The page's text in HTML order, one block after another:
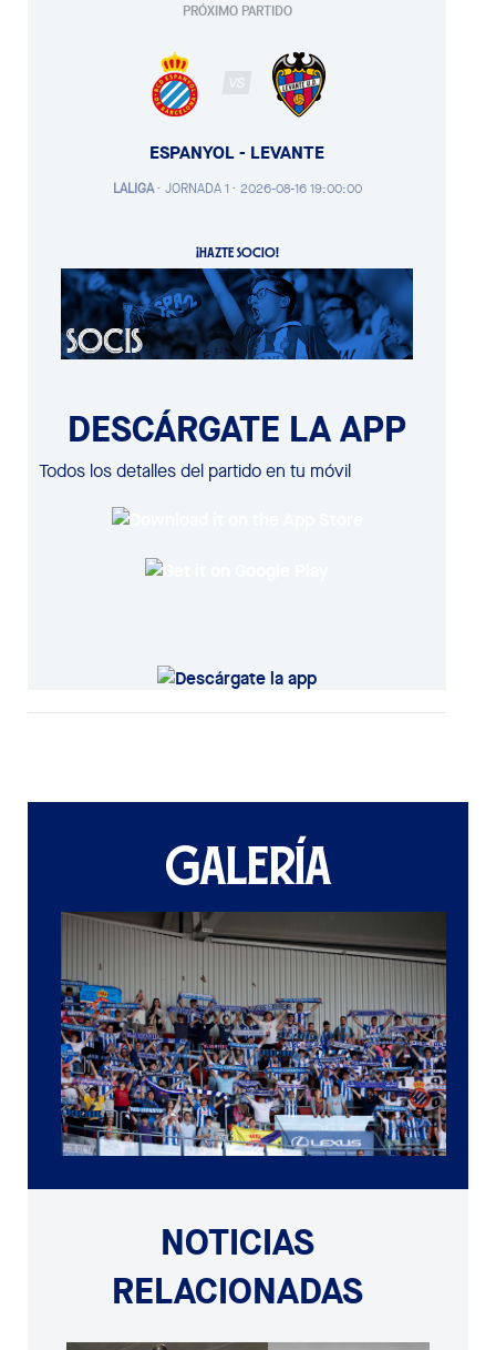
PRÓXIMO PARTIDO
VS
ESPANYOL - LEVANTE
LALIGA· JORNADA 1 · 2026-08-16 19:00:00
¡HAZTE SOCIO!
DESCÁRGATE LA APP
Todos los detalles del partido en tu móvil
GALERÍA
NOTICIAS
RELACIONADAS